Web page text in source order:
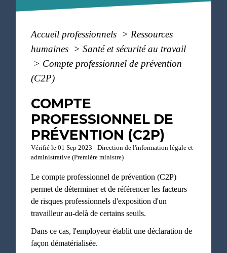
Accueil professionnels > Ressources
humaines > Santé et sécurité au travail
> Compte professionnel de prévention
(C2P)
COMPTE
PROFESSIONNEL DE
PRÉVENTION (C2P)
Vérifié le 01 Sep 2023 - Direction de l'information légale et
administrative (Première ministre)
Le compte professionnel de prévention (C2P)
permet de déterminer et de référencer les facteurs
de risques professionnels d'exposition d'un
travailleur au-delà de certains seuils.
Dans ce cas, l'employeur établit une déclaration de
façon dématérialisée.